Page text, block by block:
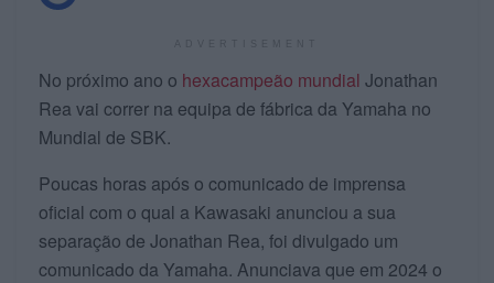
No próximo ano o hexacampeão mundial Jonathan
Rea vai correr na equipa de fábrica da Yamaha no
Mundial de SBK.
Poucas horas após o comunicado de imprensa
oficial com o qual a Kawasaki anunciou a sua
separação de Jonathan Rea, foi divulgado um
comunicado da Yamaha. Anunciava que em 2024 o